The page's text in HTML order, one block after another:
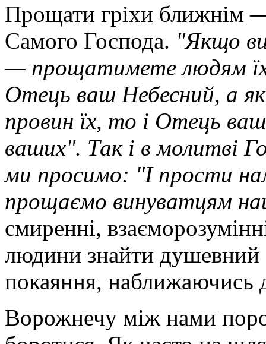
Прощати гріхи ближнім —
Самого Господа. "Якщо
— прощатимете людям
Отець ваш Небесний, а
провин їх, то і Отець
ваших". Так і в молитві
ми просимо: "І прости
прощаємо винуватцям
смиренні,
людини знайти душевний
покаяння, наближаючись
Ворожнечу між нами